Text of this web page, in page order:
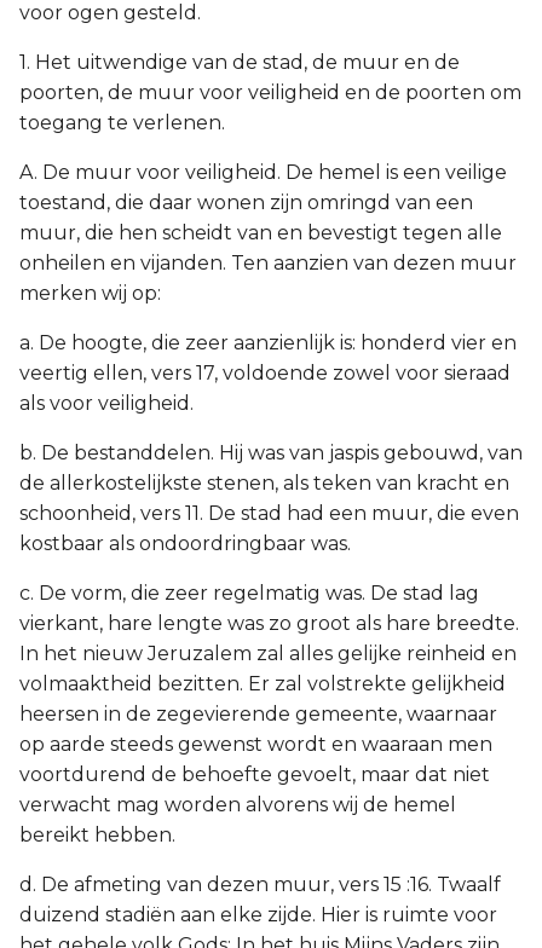
voor ogen gesteld.
1. Het uitwendige van de stad, de muur en de
poorten, de muur voor veiligheid en de poorten om
toegang te verlenen.
A. De muur voor veiligheid. De hemel is een veilige
toestand, die daar wonen zijn omringd van een
muur, die hen scheidt van en bevestigt tegen alle
onheilen en vijanden. Ten aanzien van dezen muur
merken wij op:
a. De hoogte, die zeer aanzienlijk is: honderd vier en
veertig ellen, vers 17, voldoende zowel voor sieraad
als voor veiligheid.
b. De bestanddelen. Hij was van jaspis gebouwd, van
de allerkostelijkste stenen, als teken van kracht en
schoonheid, vers 11. De stad had een muur, die even
kostbaar als ondoordringbaar was.
c. De vorm, die zeer regelmatig was. De stad lag
vierkant, hare lengte was zo groot als hare breedte.
In het nieuw Jeruzalem zal alles gelijke reinheid en
volmaaktheid bezitten. Er zal volstrekte gelijkheid
heersen in de zegevierende gemeente, waarnaar
op aarde steeds gewenst wordt en waaraan men
voortdurend de behoefte gevoelt, maar dat niet
verwacht mag worden alvorens wij de hemel
bereikt hebben.
d. De afmeting van dezen muur, vers 15 :16. Twaalf
duizend stadiën aan elke zijde. Hier is ruimte voor